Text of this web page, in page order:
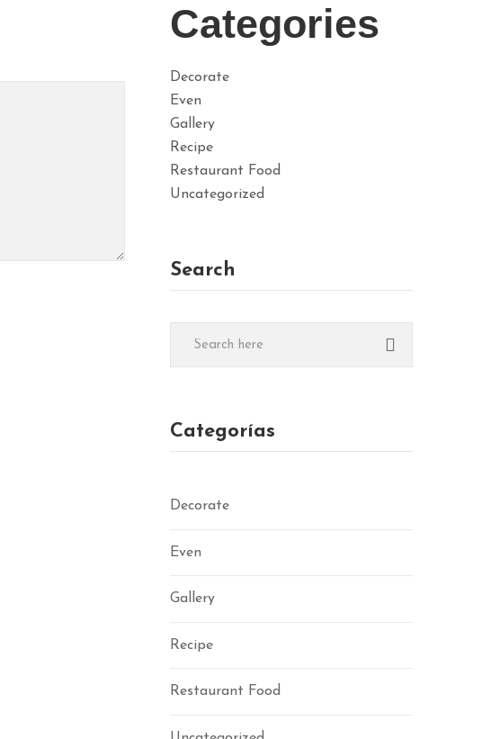
Categories
Decorate
Even
Gallery
Recipe
Restaurant Food
Uncategorized
Search
Categorías
Decorate
Even
Gallery
Recipe
Restaurant Food